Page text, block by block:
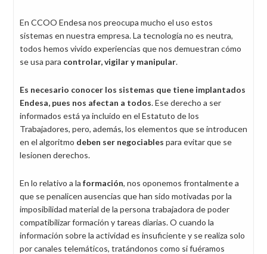
En CCOO Endesa nos preocupa mucho el uso estos
sistemas en nuestra empresa. La tecnología no es neutra,
todos hemos vivido experiencias que nos demuestran cómo
se usa para controlar, vigilar y manipular.
Es necesario conocer los sistemas que tiene implantados
Endesa, pues nos afectan a todos. Ese derecho a ser
informados está ya incluido en el Estatuto de los
Trabajadores, pero, además, los elementos que se introducen
en el algoritmo deben ser negociables para evitar que se
lesionen derechos.
En lo relativo a la formación, nos oponemos frontalmente a
que se penalicen ausencias que han sido motivadas por la
imposibilidad material de la persona trabajadora de poder
compatibilizar formación y tareas diarias. O cuando la
información sobre la actividad es insuficiente y se realiza solo
por canales telemáticos, tratándonos como si fuéramos